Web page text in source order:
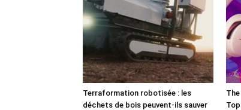
Terraformation robotisée : les
déchets de bois peuvent-ils sauver